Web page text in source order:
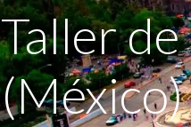
Taller
(México)